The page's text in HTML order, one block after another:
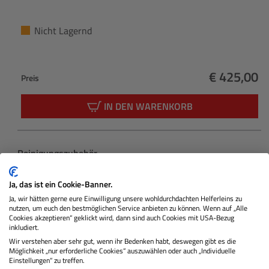
Nicht Lagernd
Preis
Regulärer
€ 425,00
IN DEN WARENKORB
Produktgalerie überspringen
Reinigungszubehör
Ja, das ist ein Cookie-Banner.
Ja, wir hätten gerne eure Einwilligung unsere wohldurchdachten Helferleins zu
nutzen, um euch den bestmöglichen Service anbieten zu können. Wenn auf „Alle
Cookies akzeptieren“ geklickt wird, dann sind auch Cookies mit USA-Bezug
inkludiert.
Wir verstehen aber sehr gut, wenn ihr Bedenken habt, deswegen gibt es die
Möglichkeit „nur erforderliche Cookies“ auszuwählen oder auch „Individuelle
Einstellungen“ zu treffen.